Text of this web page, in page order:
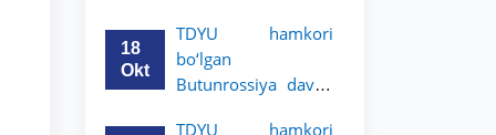
bosqich talabalari
uchun akademik
mobillik dasturini
18
Okt
TDYU hamkori
bo‘lgan
Butunrossiya davlat
TDYU hamkori